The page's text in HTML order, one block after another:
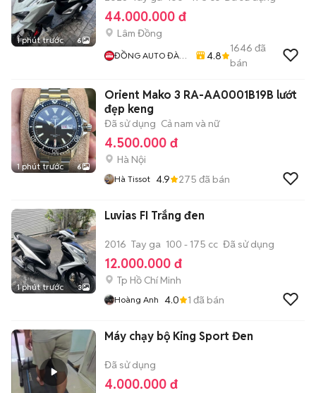
1 phút trước 6
44.000.000 đ
Lâm Đồng
ĐỒNG AUTO ĐÀ
4.8
1646 đã
bán
1 phút trước 6
Orient Mako 3 RA-AA0001B19B lướt
đẹp keng
Đã sử dụng Cả nam và nữ
4.500.000 đ
Hà Nội
Hà Tissot 4.9 275 đã bán
1 phút trước 3
Luvias FI Trắng đen
2016 Tay ga 100 - 175 cc Đã sử dụng
12.000.000 đ
Tp Hồ Chí Minh
Hoàng Anh 4.0 1 đã bán
Máy chạy bộ King Sport Đen
Đã sử dụng
4.000.000 đ